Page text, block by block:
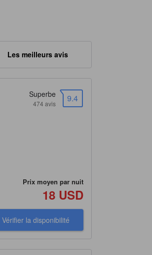
Les meilleurs avis
9.4
Superbe
474 avis
Prix moyen par nuit
18 USD
Vérifier la disponibilité